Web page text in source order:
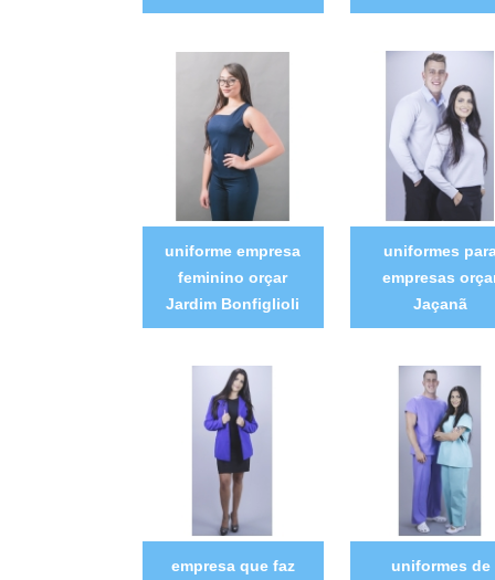
uniforme empresa
feminino orçar
Jardim Bonfiglioli
uniformes
empresas
Jaçanã
empresa que faz
uniformes de